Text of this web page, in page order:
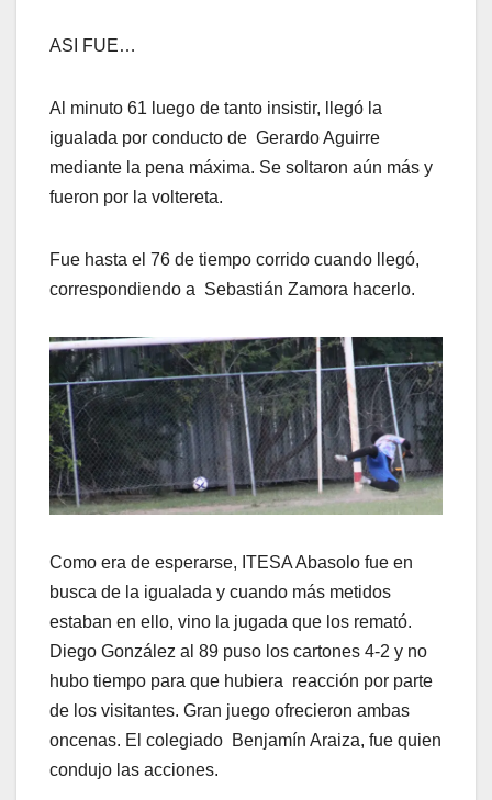
ASI FUE…
Al minuto 61 luego de tanto insistir, llegó la
igualada por conducto de Gerardo Aguirre
mediante la pena máxima. Se soltaron aún más y
fueron por la voltereta.
Fue hasta el 76 de tiempo corrido cuando llegó,
correspondiendo a Sebastián Zamora hacerlo.
Como era de esperarse, ITESA Abasolo fue en
busca de la igualada y cuando más metidos
estaban en ello, vino la jugada que los remató.
Diego González al 89 puso los cartones 4-2 y no
hubo tiempo para que hubiera reacción por parte
de los visitantes. Gran juego ofrecieron ambas
oncenas. El colegiado Benjamín Araiza, fue quien
condujo las acciones.